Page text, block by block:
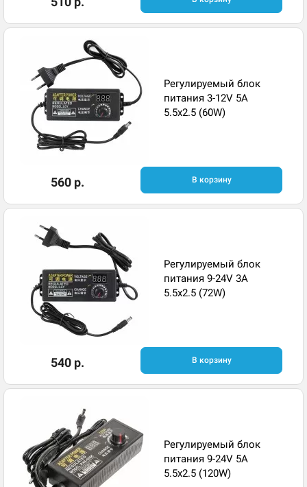
Регулируемый блок
питания 3-12V 5A
5.5x2.5 (60W)
560 р. В корзину
Регулируемый блок
питания 9-24V 3A
5.5x2.5 (72W)
540 р. В корзину
Регулируемый блок
питания 9-24V 5A
5.5x2.5 (120W)